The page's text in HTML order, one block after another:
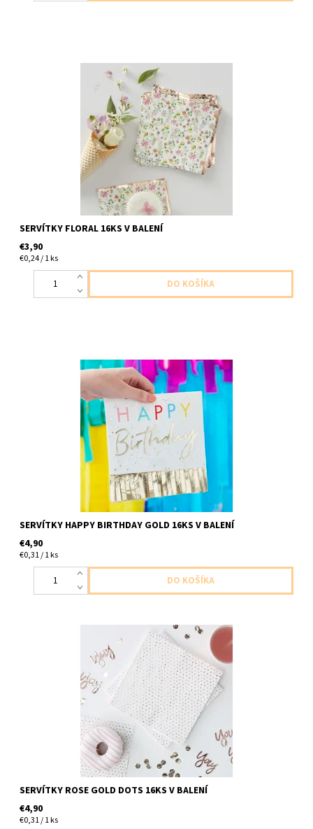
papierové servítky kvietkove 2vrstvove 16ks v balení velkost
SERVÍTKY FLORAL 16KS V BALENÍ
€3,90
€0,24 / 1 ks
papierove servitky stastne narodeniny so zlatymi strapcami
2vrstvove 16ks v balení velkost 33x33cm
SERVÍTKY HAPPY BIRTHDAY GOLD 16KS V BALENÍ
€4,90
€0,31 / 1 ks
papierove servitky biele s ruzovo zlatymi bodkami 3vrstvove
16ks v balení velkost 33x33cm 3 vrstvové
SERVÍTKY ROSE GOLD DOTS 16KS V BALENÍ
€4,90
€0,31 / 1 ks